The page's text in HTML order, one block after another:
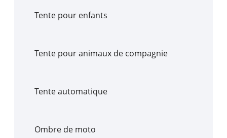
Tente pour enfants
Tente pour animaux de compagnie
Tente automatique
Ombre de moto